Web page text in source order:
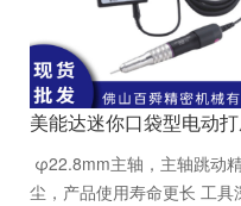
美能达迷你口袋型电动
φ22.8mm主轴，主轴跳动
尘，产品使用寿命更长 工